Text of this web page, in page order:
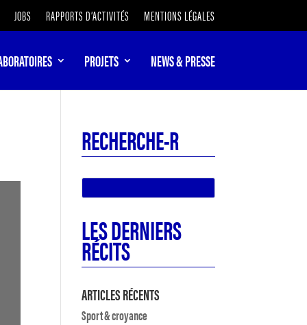
JOBS RAPPORTS D’ACTIVITÉS MENTIONS LÉGALES
PROJETS NEWS & PRESSE
RECHERCHE-R
LES DERNIERS
RÉCITS
ARTICLES RÉCENTS
Sport & croyance